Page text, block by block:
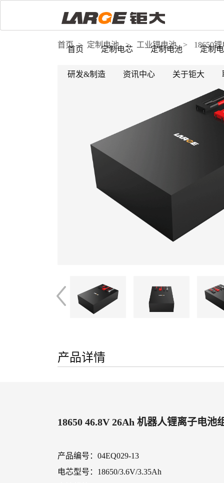
首页 定制电芯 定制电池 定制
研发&制造 资讯中心 关于钜大
首页 > 定制电池 > 工业锂电池 > 18650
产品详情
18650 46.8V 26Ah 机器人锂离子电池
产品编号：04EQ029-13
电芯型号：18650/3.6V/3.35Ah